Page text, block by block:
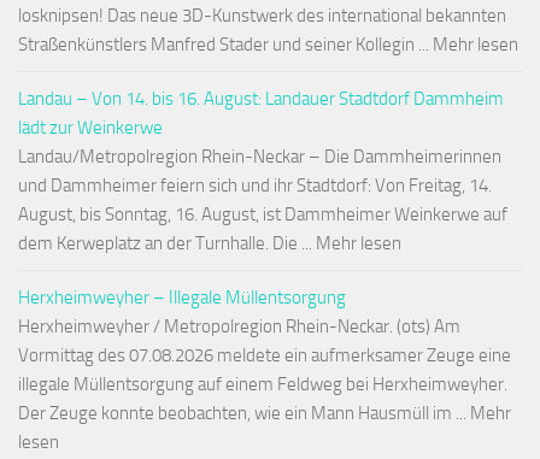
losknipsen! Das neue 3D-Kunstwerk des international bekannten
Straßenkünstlers Manfred Stader und seiner Kollegin ... Mehr lesen
Landau – Von 14. bis 16. August: Landauer Stadtdorf Dammheim
lädt zur Weinkerwe
Landau/Metropolregion Rhein-Neckar – Die Dammheimerinnen
und Dammheimer feiern sich und ihr Stadtdorf: Von Freitag, 14.
August, bis Sonntag, 16. August, ist Dammheimer Weinkerwe auf
dem Kerweplatz an der Turnhalle. Die ... Mehr lesen
Herxheimweyher – Illegale Müllentsorgung
Herxheimweyher / Metropolregion Rhein-Neckar. (ots) Am
Vormittag des 07.08.2026 meldete ein aufmerksamer Zeuge eine
illegale Müllentsorgung auf einem Feldweg bei Herxheimweyher.
Der Zeuge konnte beobachten, wie ein Mann Hausmüll im ... Mehr
lesen